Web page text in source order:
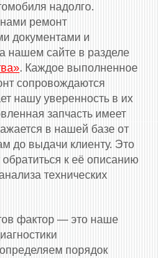
надолго.
ремонт
документами и
нашем сайте в разделе
. Каждое выполненное
сопровождаются
нашу уверенность в их
запчасть имеет
в нашей базе от
до выдачи клиенту. Это
к её описанию
технических
фактор — это наше
порядок